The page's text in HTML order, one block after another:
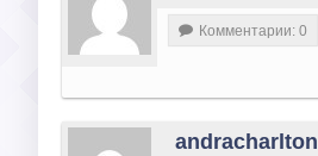
Комментарии: 0
andracharlton